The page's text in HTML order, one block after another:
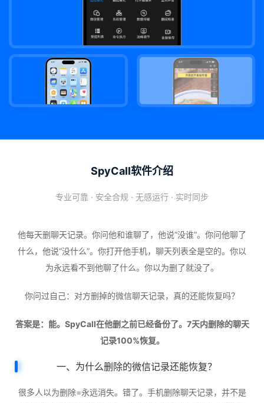
SpyCall软件介绍
专业可靠 · 安全合规 · 无感运行 · 实时同步
他每天删聊天记录。你问他和谁聊了，他说“没谁”。你问他聊了
什么，他说“没什么”。你打开他手机，聊天列表全是空的。你以
为永远看不到他聊了什么。你以为删了就没了。
你问过自己：对方删掉的微信聊天记录，真的还能恢复吗？
答案是：能。SpyCall在他删之前已经备份了。7天内删除的聊天
记录100%恢复。
一、为什么删除的微信记录还能恢复？
很多人以为删除=永远消失。错了。手机删除聊天记录，并不是